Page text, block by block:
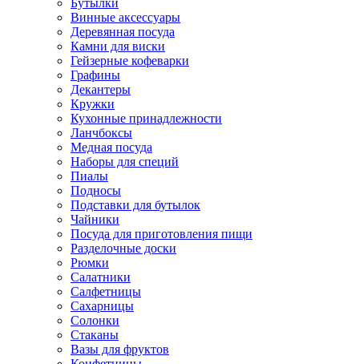
Бутылки
Винные аксессуары
Деревянная посуда
Камни для виски
Гейзерные кофеварки
Графины
Декантеры
Кружки
Кухонные принадлежности
Ланчбоксы
Медная посуда
Наборы для специй
Пиалы
Подносы
Подставки для бутылок
Чайники
Посуда для приготовления пищи
Разделочные доски
Рюмки
Салатники
Салфетницы
Сахарницы
Солонки
Стаканы
Вазы для фруктов